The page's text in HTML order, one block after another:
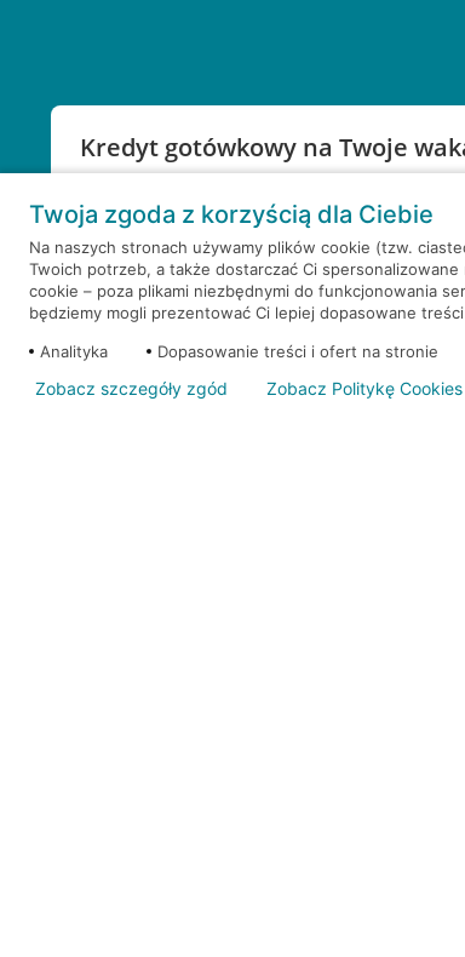
Kredyt gotówkowy na Twoje
RRSO: 9,6%
WEŹ KREDYT NOTA PRAWNA
Twoja zgoda z korzyścią dla Ciebie
Na naszych stronach używamy plików cookie (tzw.
Twoich potrzeb, a także dostarczać Ci
cookie – poza plikami niezbędnymi do funkcjonowania
będziemy mogli prezentować Ci lepiej dopasowane
Analityka
Dopasowanie treści i ofert na stronie
Zobacz szczegóły zgód Zobacz Politykę Cookies